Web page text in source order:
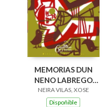
MEMORIAS DUN
NENO LABREGO
(B.N.VILAS)
NEIRA VILAS, XOSE
Dispoñible